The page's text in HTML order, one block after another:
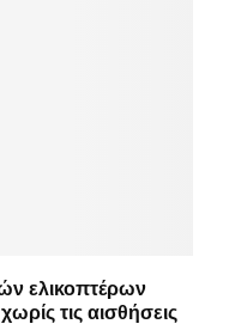
ελικοπτέρων
τις αισθήσεις